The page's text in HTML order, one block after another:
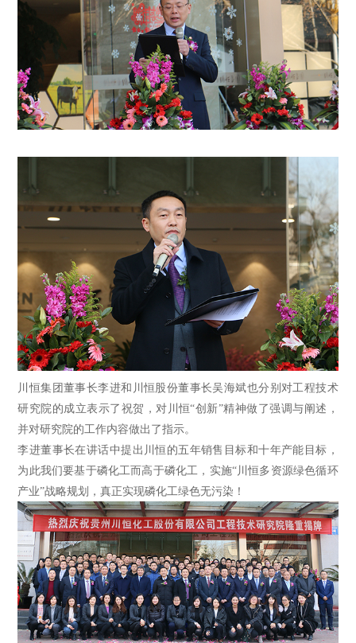
川恒集团董事长李进和川恒股份董事长吴海斌也分别对工程技术
研究院的成立表示了祝贺，对川恒“创新”精神做了强调与阐述，
并对研究院的工作内容做出了指示。
李进董事长在讲话中提出川恒的五年销售目标和十年产能目标，
为此我们要基于磷化工而高于磷化工，实施“川恒多资源绿色循环
产业”战略规划，真正实现磷化工绿色无污染！